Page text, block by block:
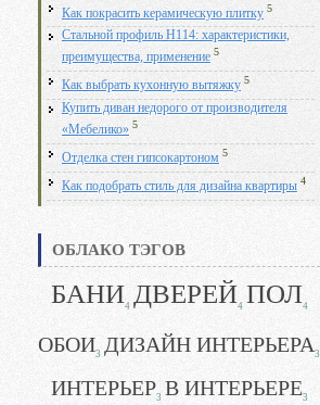
Как покрасить керамическую плитку 5
Стальной профиль Н114: характеристики,
преимущества, применение 5
Как выбрать кухонную вытяжку 5
Купить диван недорого от производителя
«Мебелико» 5
Отделка стен гипсокартоном 5
Как подобрать стиль для дизайна квартиры 4
ОБЛАКО ТЭГОВ
БАНИ4 ДВЕРЕЙ4 ПОЛ4
ОБОИ3 ДИЗАЙН ИНТЕРЬЕРА3
ИНТЕРЬЕР3 В ИНТЕРЬЕРЕ3